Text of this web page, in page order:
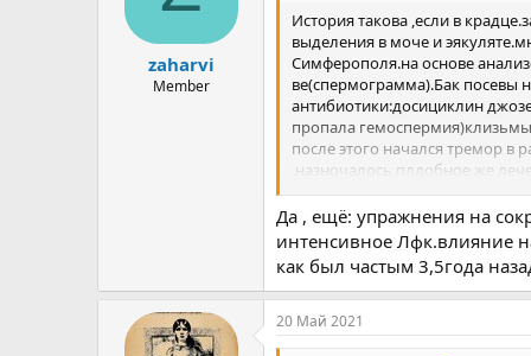
zaharvi
Member
История такова ,если в
выделения в моче и
Симферополя.на основе
ве(спермограмма).Бак посевы
антибиотики:досициклин
пропала
после этого начался тремор в
.назночалось плдобное же
1месяцу.потом ездил много
полный ноль.поехал в
подозревал и мне их из
какойтобыли определены в
..простатилен50мг.окки
ремиссии никогда у меня не
скитаний и не адекватного
яички(орхиэпидидимит)никто
Да , ещё: упражнения на
интенсивное Лфк.влияние
как был частым 3,5года
20 Май 2021